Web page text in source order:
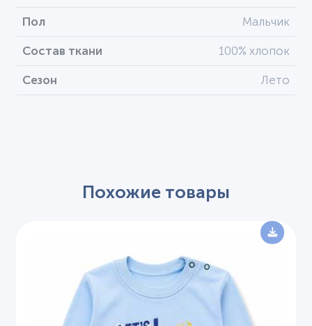
Пол Мальчик
Состав ткани 100% хлопок
Сезон Лето
Похожие товары